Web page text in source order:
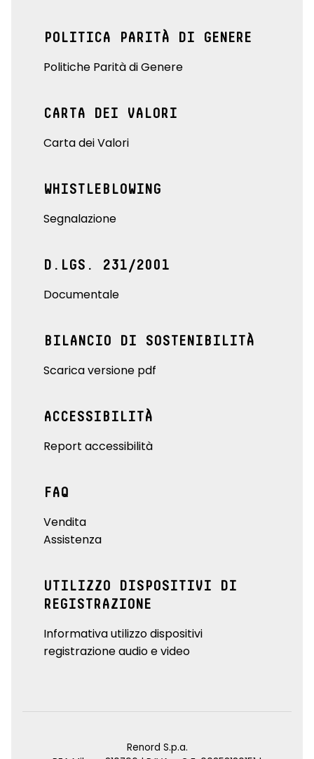
POLITICA PARITÀ DI GENERE
Politiche Parità di Genere
CARTA DEI VALORI
Carta dei Valori
WHISTLEBLOWING
Segnalazione
D.LGS. 231/2001
Documentale
BILANCIO DI SOSTENIBILITÀ
Scarica versione pdf
ACCESSIBILITÀ
Report accessibilità
FAQ
Vendita
Assistenza
UTILIZZO DISPOSITIVI DI
REGISTRAZIONE
Informativa utilizzo dispositivi
registrazione audio e video
Renord S.p.a.